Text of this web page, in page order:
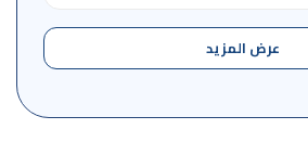
عرض المزيد